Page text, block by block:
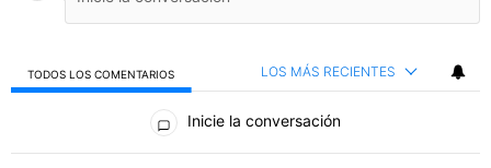
TODOS LOS COMENTARIOS LOS MÁS RECIENTES
Todos los comentarios
Inicie la conversación